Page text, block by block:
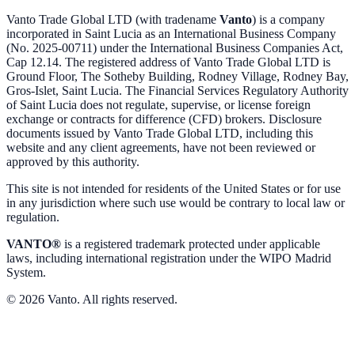
Vanto Trade Global LTD (with tradename Vanto) is a company
incorporated in Saint Lucia as an International Business Company
(No. 2025-00711) under the International Business Companies Act,
Cap 12.14. The registered address of Vanto Trade Global LTD is
Ground Floor, The Sotheby Building, Rodney Village, Rodney Bay,
Gros-Islet, Saint Lucia. The Financial Services Regulatory Authority
of Saint Lucia does not regulate, supervise, or license foreign
exchange or contracts for difference (CFD) brokers. Disclosure
documents issued by Vanto Trade Global LTD, including this
website and any client agreements, have not been reviewed or
approved by this authority.
This site is not intended for residents of the United States or for use
in any jurisdiction where such use would be contrary to local law or
regulation.
VANTO® is a registered trademark protected under applicable
laws, including international registration under the WIPO Madrid
System.
© 2026 Vanto. All rights reserved.